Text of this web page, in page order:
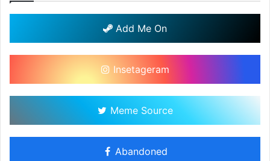
Add Me On
Insetageram
Meme Source
Abandoned